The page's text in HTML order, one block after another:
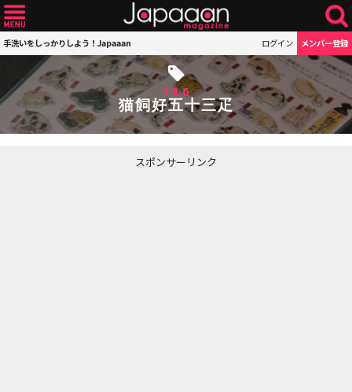
手洗いをしっかりしよう！Japaaan ログイン メンバー登録
TAG
猫飼好五十三疋
スポンサーリンク